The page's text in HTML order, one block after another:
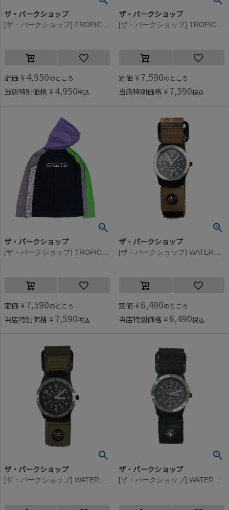
ザ・パークショップ
定価 ¥ 4,950のところ
当店特別価格 ¥ 4,950税込
ザ・パークショップ
定価 ¥ 7,590のところ
当店特別価格 ¥ 7,590税込
ザ・パークショップ
定価 ¥ 7,590のところ
当店特別価格 ¥ 7,590税込
ザ・パークショップ
定価 ¥ 6,490のところ
当店特別価格 ¥ 6,490税込
ザ・パークショップ ザ・パークショップ